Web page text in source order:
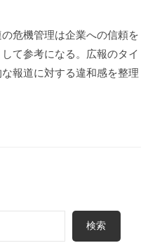
危機管理は企業への信頼を
て参考になる。広報のタイ
報道に対する違和感を整理
検索